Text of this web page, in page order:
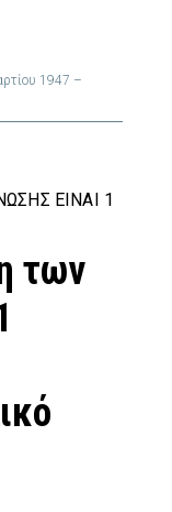
1947 –
ΕΊΝΑΙ 1
των